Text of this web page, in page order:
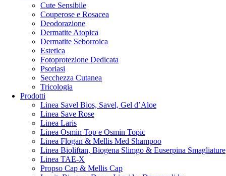
Cute Sensibile
Couperose e Rosacea
Deodorazione
Dermatite Atopica
Dermatite Seborroica
Estetica
Fotoprotezione Dedicata
Psoriasi
Secchezza Cutanea
Tricologia
Prodotti
Linea Savel Bios, Savel, Gel d’Aloe
Linea Save Rose
Linea Laris
Linea Osmin Top e Osmin Topic
Linea Flogan & Mellis Med Shampoo
Linea Bioliftan, Biogena Slimgo & Euserpina Smagliature
Linea TAE-X
Propso Cap & Mellis Cap